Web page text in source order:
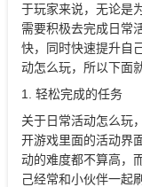
于玩家来说，无论是
需要积极去完成日常
快，同时快速提升自
动怎么玩，所以下面
1. 轻松完成的任务
关于日常活动怎么玩
开游戏里面的活动界
动的难度都不算高，
己经常和小伙伴一起